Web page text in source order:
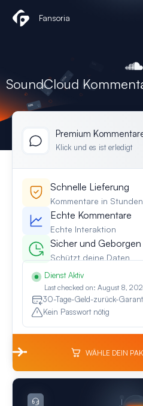
Inhalt
Fansoria
SoundCloud
Premium
Klick und es ist erledigt
Schnelle Lieferung
Kommentare in Stunden
Echte Kommentare
Echte Interaktion
Sicher und Geborgen
Schützt deine Daten
Dienst Aktiv
Last checked on: August 8,
30-Tage-Geld-zurück-
Kein Passwort nötig
WÄHLE DEIN